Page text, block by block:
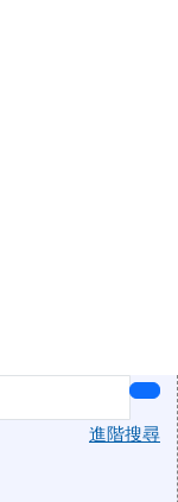
進階搜尋